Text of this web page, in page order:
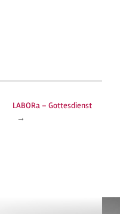
LABORa – Gottesdienst
→